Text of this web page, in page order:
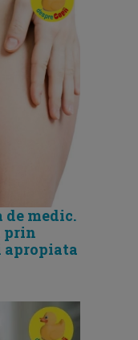
medic.
prin
apropiata